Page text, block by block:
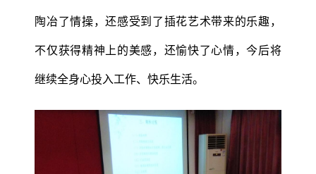
陶冶了情操，还感受到了插花艺术带来的乐趣，
不仅获得精神上的美感，还愉快了心情，今后将
继续全身心投入工作、快乐生活。